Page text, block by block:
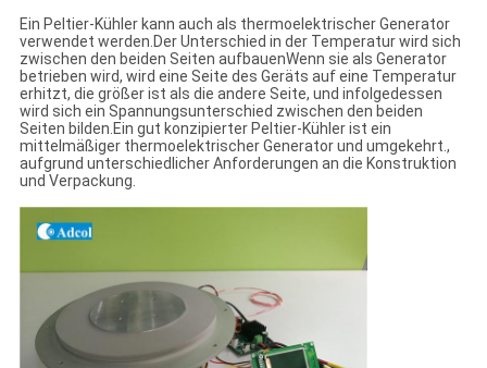
Ein Peltier-Kühler kann auch als thermoelektrischer Generator
verwendet werden.Der Unterschied in der Temperatur wird sich
zwischen den beiden Seiten aufbauenWenn sie als Generator
betrieben wird, wird eine Seite des Geräts auf eine Temperatur
erhitzt, die größer ist als die andere Seite, und infolgedessen
wird sich ein Spannungsunterschied zwischen den beiden
Seiten bilden.Ein gut konzipierter Peltier-Kühler ist ein
mittelmäßiger thermoelektrischer Generator und umgekehrt.,
aufgrund unterschiedlicher Anforderungen an die Konstruktion
und Verpackung.